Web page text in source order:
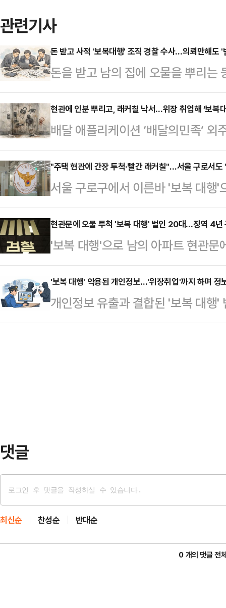
관련기사
돈 받고 사적 '보복대행' 조직 경찰 수사…의뢰만해
돈을 받고 남의 집에 오물을 뿌리는
련해 경찰이 전담팀을 꾸리고 의뢰
뢰자에게도 '범죄단체조직죄' 적용
자도 교사범·공동정범으로 처벌 가
는 조직과 시스템에 대한 구체적
경찰과 법조계에 따르면 박정보 서
자와 공범, 정보제공책, 실행자 등
에 대한 수사가 필요할…
현관에 인분 뿌리고, 래커칠 낙서…위장 취업해 ‘보복
배달 애플리케이션 ‘배달의민족’
정보를 빼돌리고, 이를 사적 보복
받는다.서울남부지법 김재향 부장
입, 재물손괴, 정보통신망법 위반(
성 정모씨에 대한 구속 전 피의자
램을 통해 보복 테러를 해주겠다며
기 시흥의 한 아파트 현관에 인분을
걸쳐 각지에서 악…
"주택 현관에 간장 투척·빨간 래커칠"…서울 구로서도
서울 구로구에서 이른바 '보복 대행
이 수사에 나섰다.12일 서울 구로
로 의심되는 피해 신고를 접수하고
원 미상의 용의자를 쫓고 있다.경
주택 현관문과 옆 벽에 빨간색 래커
된 출력물과 간장이 뿌려져 있다는
해 "돈을 입금하면 범행을 멈추겠
로 알려졌다.경찰은 …
현관문에 오물 투척 '보복 대행' 벌인 20대…징역 4년
'보복 대행'으로 남의 아파트 현관
징역 4년을 구형했다.2일 법조계
원 형사10단독(서진원 판사) 심리
심 공판에서 징역형과 추징 80만원
고기일은 오는 22일이다.검사는 "
'보복 대행' 악용된 개인정보…'위장취업'까지 하며 정
개인정보 유출과 결합된 '보복 대행
당국이 대응에 나섰다. 기업들의 개
댓글
최신순 찬성순 반대순
0 개의 댓글 전